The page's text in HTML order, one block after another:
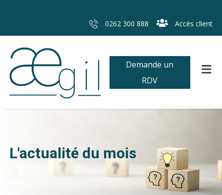
0262 300 888 Accès client
Demande un
RDV
L'actualité du mois